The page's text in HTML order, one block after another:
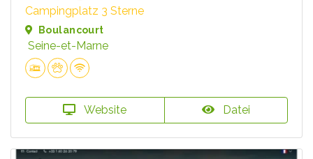
Campingplatz 3 Sterne
Boulancourt
Seine-et-Marne
Website Datei